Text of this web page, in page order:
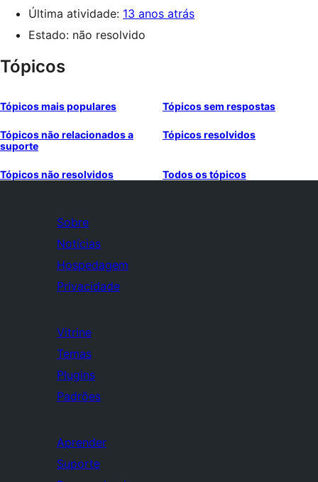
Última atividade: 13 anos atrás
Estado: não resolvido
Tópicos
Tópicos mais populares Tópicos sem respostas
Tópicos não relacionados a
suporte
Tópicos resolvidos
Tópicos não resolvidos Todos os tópicos
Sobre
Notícias
Hospedagem
Privacidade
Vitrine
Temas
Plugins
Padrões
Aprender
Suporte